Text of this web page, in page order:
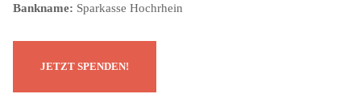
Bankname: Sparkasse Hochrhein